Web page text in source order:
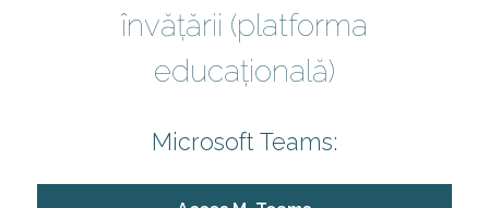
învățării (platforma
educațională)
Microsoft Teams: